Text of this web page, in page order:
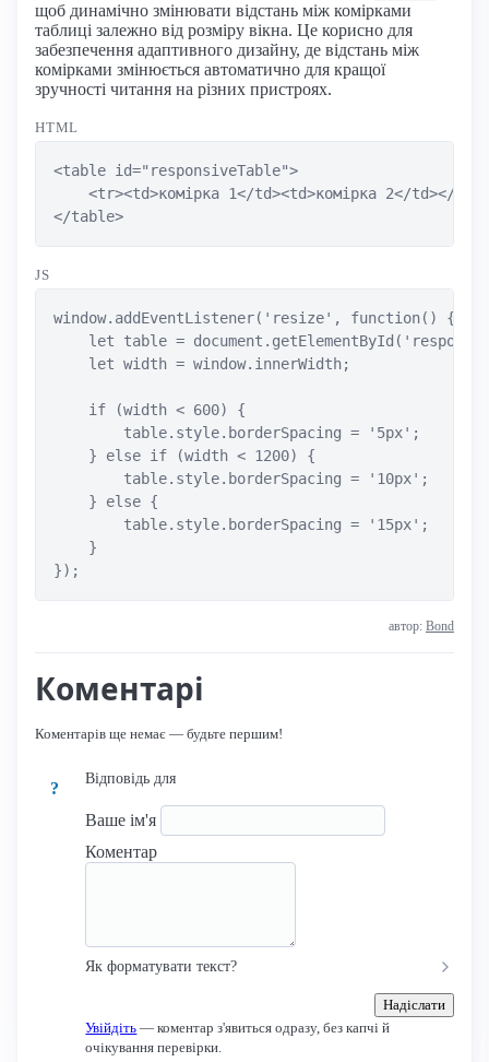
щоб динамічно змінювати відстань між комірками
таблиці залежно від розміру вікна. Це корисно для
забезпечення адаптивного дизайну, де відстань між
комірками змінюється автоматично для кращої
зручності читання на різних пристроях.
HTML
<table id="responsiveTable">
    <tr><td>комірка 1</td><td>комірка 2</td></tr>
</table>
JS
window.addEventListener('resize', function() {
let table =
    let width = window.innerWidth;
    if (width < 600) {
        table.style.borderSpacing = '5px';
    } else if (width < 1200) {
        table.style.borderSpacing = '10px';
    } else {
        table.style.borderSpacing = '15px';
    }
});
автор: Bond
Коментарі
Коментарів ще немає — будьте першим!
?
Відповідь для
Ваше ім'я
Коментар
Як форматувати текст?
Надіслати
Увійдіть — коментар з'явиться одразу, без капчі й
очікування перевірки.